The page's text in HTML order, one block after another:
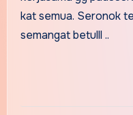
kat semua. Seronok
semangat betulll ..